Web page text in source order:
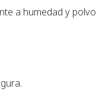
a humedad y